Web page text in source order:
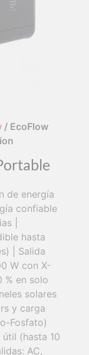
/ EcoFlow
de energía
confiable
|
hasta
| Salida
W con X-
% en solo
solares
y carga
Fosfato)
(hasta 10
AC,